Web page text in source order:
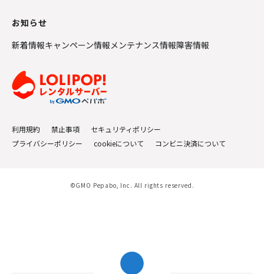
お知らせ
新着情報キャンペーン情報メンテナンス情報障害情報
利用規約 禁止事項
セキュリティポリシー
プライバシーポリシー
cookieについて コンビニ決済について
©GMO Pepabo, Inc. All rights reserved.